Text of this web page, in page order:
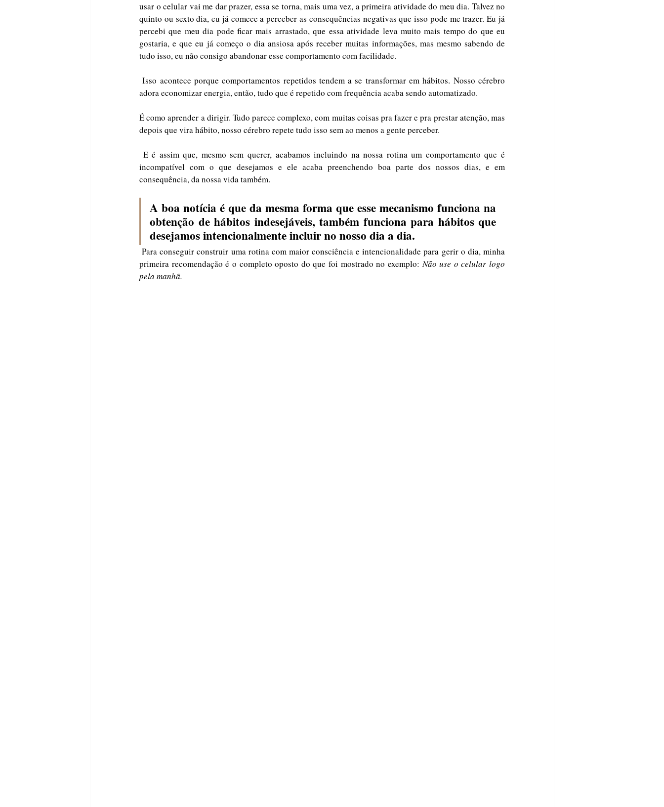
usar o celular vai me dar prazer, essa se torna, mais uma vez, a primeira atividade do meu dia. Talvez no
quinto ou sexto dia, eu já comece a perceber as consequências negativas que isso pode me trazer. Eu já
percebi que meu dia pode ficar mais arrastado, que essa atividade leva muito mais tempo do que eu
gostaria, e que eu já começo o dia ansiosa após receber muitas informações, mas mesmo sabendo de
tudo isso, eu não consigo abandonar esse comportamento com facilidade.
Isso acontece porque comportamentos repetidos tendem a se transformar em hábitos. Nosso cérebro
adora economizar energia, então, tudo que é repetido com frequência acaba sendo automatizado.
É como aprender a dirigir. Tudo parece complexo, com muitas coisas pra fazer e pra prestar atenção, mas
depois que vira hábito, nosso cérebro repete tudo isso sem ao menos a gente perceber.
incompatível com o que desejamos e ele acaba preenchendo boa parte dos nossos dias, e em
consequência, da nossa vida também.
A boa notícia é que da mesma forma que esse mecanismo funciona na
obtenção de hábitos indesejáveis, também funciona para hábitos que
desejamos intencionalmente incluir no nosso dia a dia.
Para conseguir construir uma rotina com maior consciência e intencionalidade para gerir o dia, minha
primeira recomendação é o completo oposto do que foi mostrado no exemplo: Não use o celular logo
pela manhã.